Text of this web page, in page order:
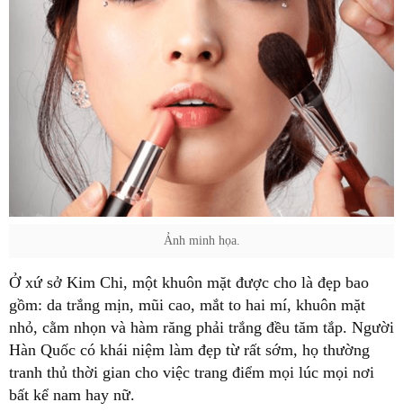
Ảnh minh họa.
Ở xứ sở Kim Chi, một khuôn mặt được cho là đẹp bao
gồm: da trắng mịn, mũi cao, mắt to hai mí, khuôn mặt
nhỏ, cằm nhọn và hàm răng phải trắng đều tăm tắp. Người
Hàn Quốc có khái niệm làm đẹp từ rất sớm, họ thường
tranh thủ thời gian cho việc trang điểm mọi lúc mọi nơi
bất kể nam hay nữ.